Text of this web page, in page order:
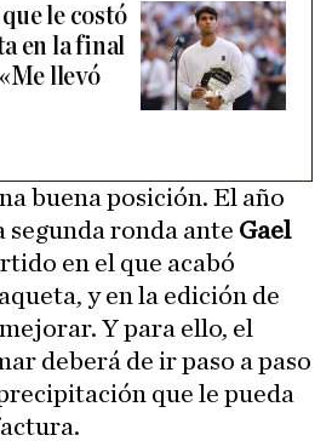
le costó
en la final
llevó
buena posición. El año
segunda ronda ante Gael
en el que acabó
y en la edición de
Y para ello, el
deberá de ir paso a paso
que le pueda